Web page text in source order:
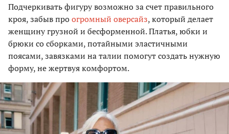
Подчеркивать фигуру возможно за счет правильного
кроя, забыв проогромный оверсайз, который делает
женщину грузной и бесформенной. Платья, юбки и
брюки со сборками, потайными эластичными
поясами, завязками на талии помогут создать нужную
форму, не жертвуя комфортом.